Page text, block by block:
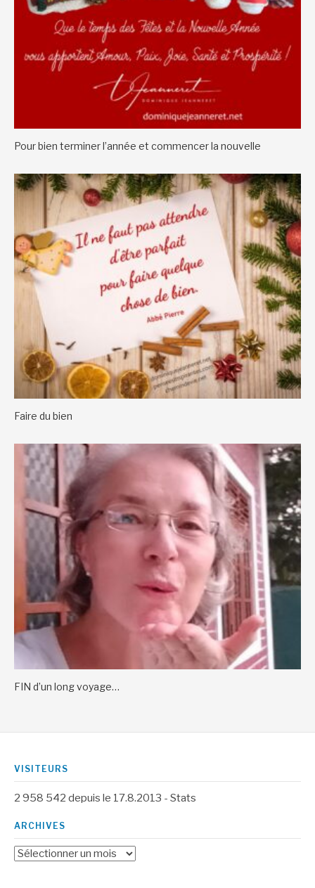
Pour bien terminer l’année et commencer la nouvelle
Faire du bien
FIN d’un long voyage…
VISITEURS
2 958 542 depuis le 17.8.2013 - Stats
ARCHIVES
Archives